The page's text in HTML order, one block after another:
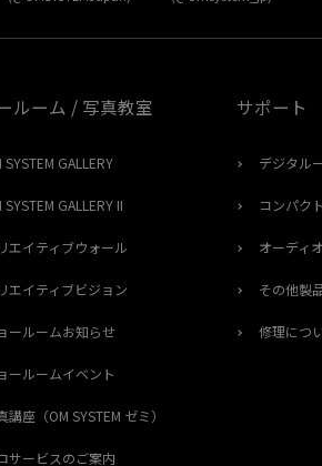
ルーム / 写真教室
SYSTEM GALLERY
SYSTEM GALLERY II
エイティブウォール
エイティブビジョン
ールームお知らせ
ールームイベント
講座（OM SYSTEM ゼミ）
サービスのご案内
サポート
デジタル
コンパク
オーディ
その他製
修理につ